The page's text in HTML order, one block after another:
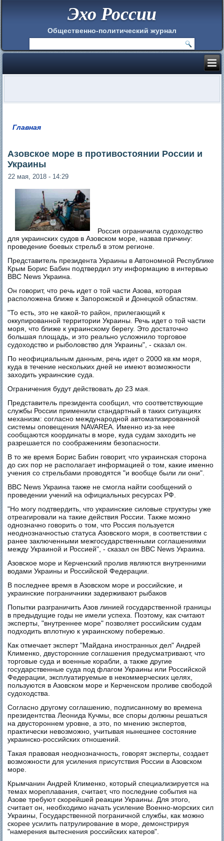
Эхо России
Общественно-политический журнал
Главная
Азовское море в противостоянии России и
Украины
22 мая, 2018 - 14:29
Россия ограничила судоходство
для украинских судов в Азовском море, назвав причину:
проведение боевых стрельб в этом регионе.
Представитель президента Украины в Автономной Республике
Крым Борис Бабин подтвердил эту информацию в интервью
ВВС News Украина.
Он говорит, что речь идет о той части Азова, которая
расположена ближе к Запорожской и Донецкой областям.
"То есть, это не какой-то район, прилегающий к
оккупированной территории Украины. Речь идет о той части
моря, что ближе к украинскому берегу. Это достаточно
большая площадь, и это реально усложнило торговое
судоходство и рыболовство для Украины", - сказал он.
По неофициальным данным, речь идет о 2000 кв.км моря,
куда в течение нескольких дней не имеют возможности
заходить украинские суда.
Ограничения будут действовать до 23 мая.
Представитель президента сообщил, что соответствующие
службы России применили стандартный в таких ситуациях
механизм: согласно международной автоматизированной
системы оповещения NAVAREA. Именно из-за нее
сообщаются координаты в море, куда судам заходить не
разрешается по соображениям безопасности.
В то же время Борис Бабин говорит, что украинская сторона
до сих пор не располагает информацией о том, какие именно
учения со стрельбами проводятся "и вообще были ли они".
ВВС News Украина также не смогла найти сообщений о
проведении учений на официальных ресурсах РФ.
"Но могу подтвердить, что украинские силовые структуры уже
отреагировали на такие действия России. Также можно
однозначно говорить о том, что Россия пользуется
неоднозначностью статуса Азовского моря, в соответствии с
ранее заключенными межгосударственными соглашениями
между Украиной и Россией", - сказал он ВВС News Украина.
Азовское море и Керченский пролив являются внутренними
водами Украины и Российской Федерации.
В последнее время в Азовском море и российские, и
украинские пограничники задерживают рыбаков
Попытки разграничить Азов линией государственной границы
в предыдущие годы не имели успеха. Поэтому, как считают
эксперты, "внутреннее море" позволяет российским судам
подходить вплотную к украинскому побережью.
Как отмечает эксперт "Майдана иностранных дел" Андрей
Клименко, двусторонние соглашения предусматривают, что
торговые суда и военные корабли, а также другие
государственные суда под флагом Украины или Российской
Федерации, эксплуатируемые в некоммерческих целях,
пользуются в Азовском море и Керченском проливе свободой
судоходства.
Согласно другому соглашению, подписанному во времена
президентства Леонида Кучмы, все споры должны решаться
на двустороннем уровне, а это, по мнению экспертов,
практически невозможно, учитывая нынешнее состояние
украинско-российских отношений.
Такая правовая неоднозначность, говорят эксперты, создает
возможности для усиления присутствия России в Азовском
море.
Крымчанин Андрей Клименко, который специализируется на
темах мореплавания, считает, что последние события на
Азове требуют скорейшей реакции Украины. Для этого,
считает он, необходимо начать усиление Военно-морских сил
Украины, Государственной пограничной службы, как можно
скорее усилить патрулирование в море, демонстрируя
"намерения вытеснения российских катеров".